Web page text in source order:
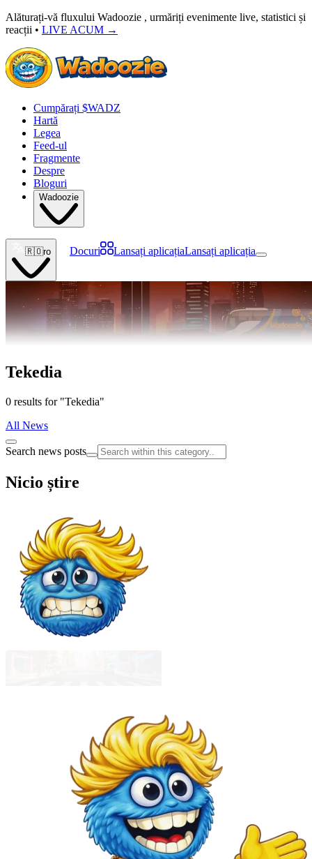
Alăturați-vă fluxului Wadoozie , urmăriți evenimente live, statistici și
reacții • LIVE ACUM →
Cumpărați $WADZ
Hartă
Legea
Feed-ul
Fragmente
Despre
Bloguri
Wadoozie
🇷🇴ro Docuri Lansați aplicațiaLansați aplicația
Tekedia
0 results for "Tekedia"
All News
Search news posts
Nicio știre